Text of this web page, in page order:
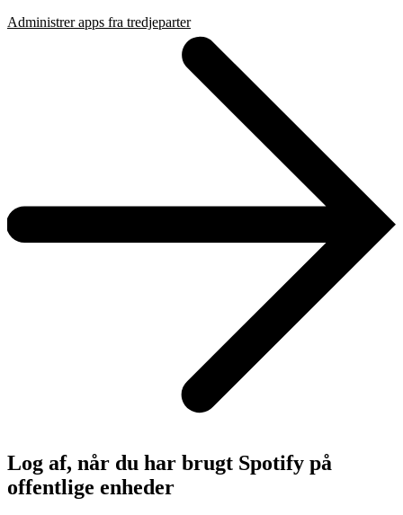
Administrer apps fra tredjeparter
Log af, når du har brugt Spotify på
offentlige enheder